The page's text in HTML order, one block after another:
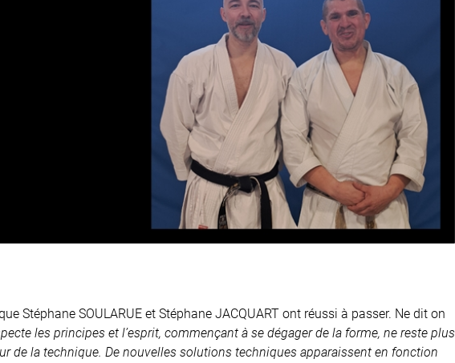
Stéphane SOULARUE et Stéphane JACQUART ont réussi à passer. Ne dit on
les principes et l’esprit, commençant à se dégager de la forme, ne reste plus
de la technique. De nouvelles solutions techniques apparaissent en fonction